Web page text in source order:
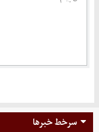
سرخط خبرها